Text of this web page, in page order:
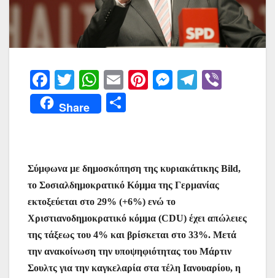
F
a
c
o
o
k
T
w
itt
W
h
at
p
p
E
m
ai
Pi M
n
g
er
T
m
Share
α
σ
τε
ίτ
ε
Σύμφωνα με δημοσκόπηση της κυριακάτικης Bild,
το Σοσιαλδημοκρατικό Κόμμα της Γερμανίας
εκτοξεύεται στο 29% (+6%) ενώ το
Χριστιανοδημοκρατικό κόμμα (CDU) έχει απώλειες
της τάξεως του 4% και βρίσκεται στο 33%. Μετά
την ανακοίνωση την υποψηφιότητας του Μάρτιν
Σουλτς για την καγκελαρία στα τέλη Ιανουαρίου, η